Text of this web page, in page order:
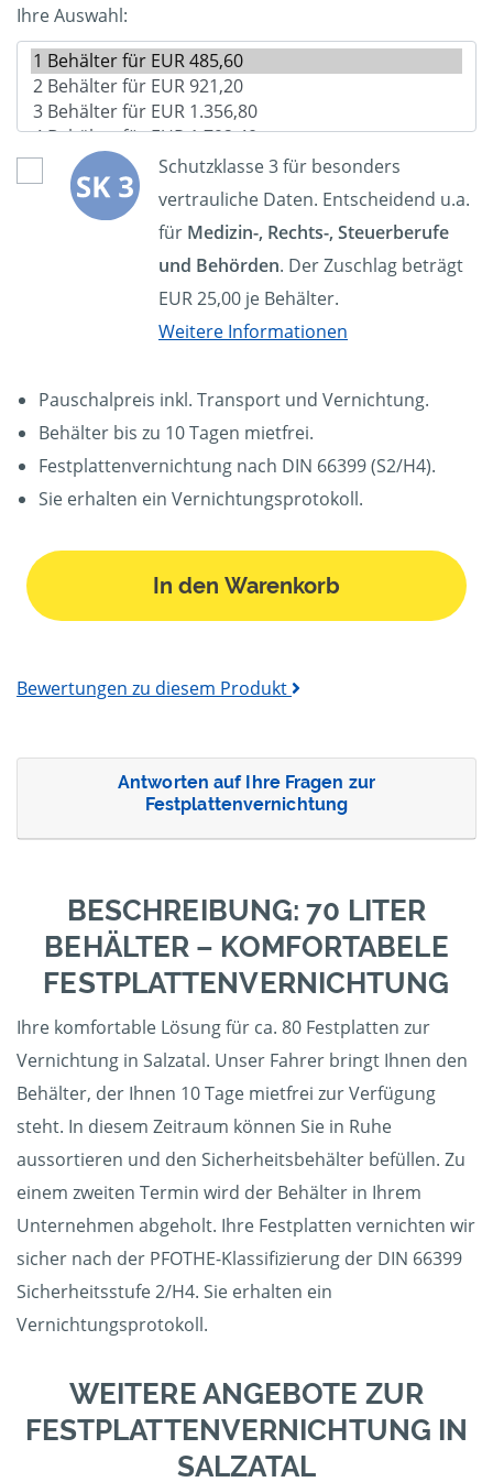
Ihre Auswahl:
Schutzklasse 3 für besonders
vertrauliche Daten. Entscheidend u.a.
für Medizin-, Rechts-, Steuerberufe
und Behörden. Der Zuschlag beträgt
EUR 25,00 je Behälter.
Weitere Informationen
Pauschalpreis inkl. Transport und Vernichtung.
Behälter bis zu 10 Tagen mietfrei.
Festplattenvernichtung nach DIN 66399 (S2/H4).
Sie erhalten ein Vernichtungsprotokoll.
In den Warenkorb
Bewertungen zu diesem Produkt
Antworten auf Ihre Fragen zur
Festplattenvernichtung
BESCHREIBUNG: 70 LITER
BEHÄLTER – KOMFORTABELE
FESTPLATTENVERNICHTUNG
Ihre komfortable Lösung für ca. 80 Festplatten zur
Vernichtung in Salzatal. Unser Fahrer bringt Ihnen den
Behälter, der Ihnen 10 Tage mietfrei zur Verfügung
steht. In diesem Zeitraum können Sie in Ruhe
aussortieren und den Sicherheitsbehälter befüllen. Zu
einem zweiten Termin wird der Behälter in Ihrem
Unternehmen abgeholt. Ihre Festplatten vernichten wir
sicher nach der PFOTHE-Klassifizierung der DIN 66399
Sicherheitsstufe 2/H4. Sie erhalten ein
Vernichtungsprotokoll.
WEITERE ANGEBOTE ZUR
FESTPLATTENVERNICHTUNG IN
SALZATAL